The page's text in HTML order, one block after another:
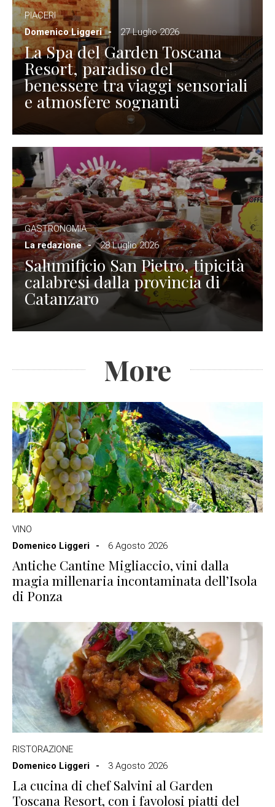
PIACERI
Domenico Liggeri
27 Luglio 2026
La Spa del Garden Toscana
Resort, paradiso del
benessere tra viaggi sensoriali
e atmosfere sognanti
GASTRONOMIA
La redazione
28 Luglio 2026
Salumificio San Pietro, tipicità
calabresi dalla provincia di
Catanzaro
More
VINO
Domenico Liggeri
6 Agosto 2026
Antiche Cantine Migliaccio, vini dalla
magia millenaria incontaminata dell’Isola
di Ponza
RISTORAZIONE
Domenico Liggeri
3 Agosto 2026
La cucina di chef Salvini al Garden
Toscana Resort, con i favolosi piatti del